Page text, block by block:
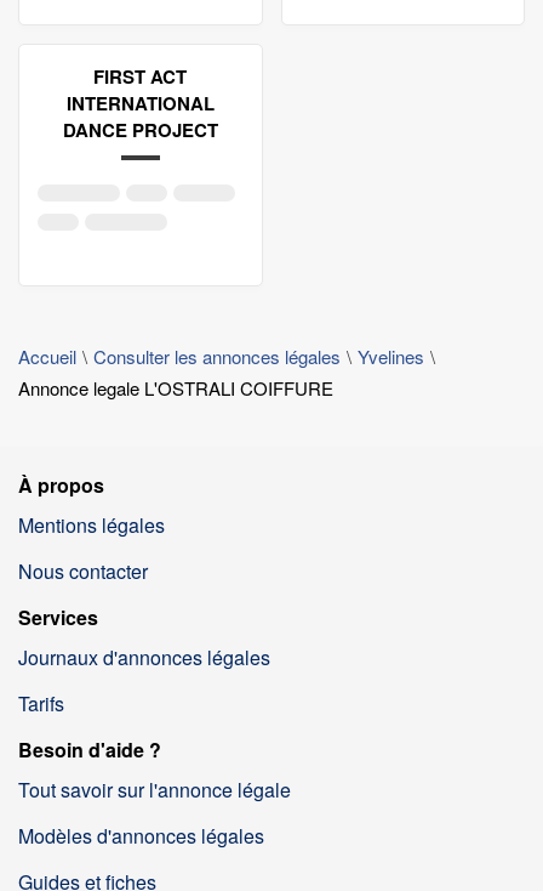
FIRST ACT
INTERNATIONAL
DANCE PROJECT
Accueil Consulter les annonces légales
Yvelines
Annonce legale L'OSTRALI COIFFURE
À propos
Mentions légales
Nous contacter
Services
Journaux d'annonces légales
Tarifs
Besoin d'aide ?
Tout savoir sur l'annonce légale
Modèles d'annonces légales
Guides et fiches